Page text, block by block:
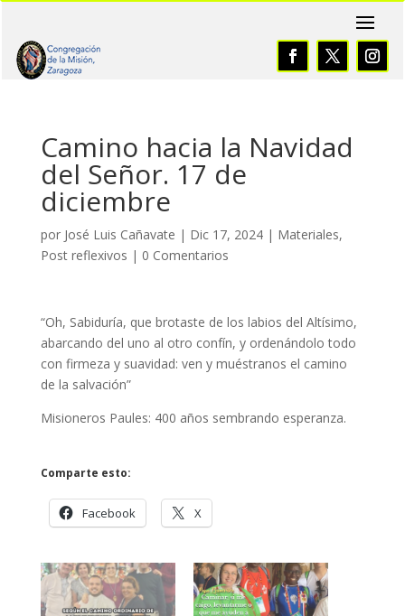
Camino hacia la Navidad
del Señor. 17 de
diciembre
por José Luis Cañavate | Dic 17, 2024| Materiales,
Post reflexivos | 0 Comentarios
“Oh, Sabiduría, que brotaste de los labios del Altísimo,
abarcando del uno al otro confín, y ordenándolo todo
con firmeza y suavidad: ven y muéstranos el camino
de la salvación”
Misioneros Paules: 400 años sembrando esperanza.
Comparte esto:
Facebook X